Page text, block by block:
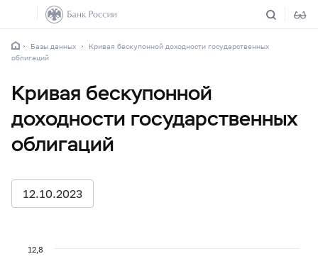
Базы данных
Кривая бескупонной доходности государственных
облигаций
Кривая бескупонной
доходности государственных
облигаций
12.10.2023
12,8